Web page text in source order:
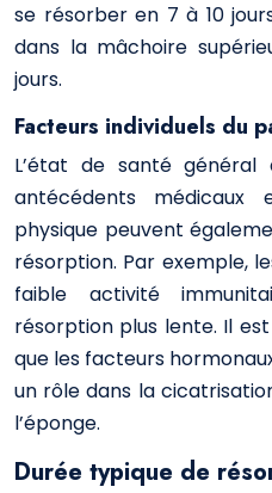
se résorber en 7 à 10
dans la mâchoire
jours.
Facteurs individuels du
L’état de santé
antécédents médicaux
physique peuvent
résorption. Par exemple,
faible activité
résorption plus lente. Il
que les facteurs
un rôle dans la
l’éponge.
Durée typique de